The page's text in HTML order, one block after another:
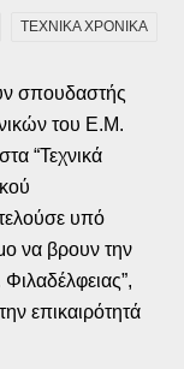
ΤΕΧΝΙΚΑ ΧΡΟΝΙΚΑ
σπουδαστής
του Ε.Μ.
“Τεχνικά
υπό
να βρουν την
επικαιρότητά